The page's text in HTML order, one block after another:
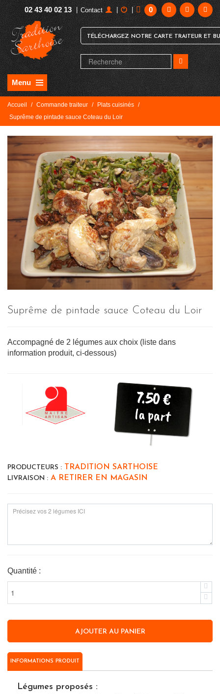
02 43 40 02 13 | Contact | | 0
TÉLÉCHARGEZ NOTRE CARTE TRAITEUR ET
Menu
Accueil / Commande traiteur / Plats cuisinés /
Suprême de pintade sauce Coteau du Loir
Suprême de pintade sauce Coteau du Loir
Accompagné de 2 légumes aux choix (liste dans
information produit, ci-dessous)
7.50 €
la part
PRODUCTEURS : TRADITION SARTHOISE
LIVRAISON : A RETIRER EN MAGASIN
Quantité :
INFORMATIONS PRODUIT
Légumes proposés :